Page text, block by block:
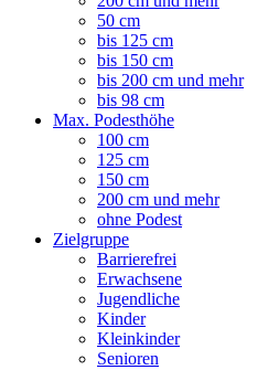
50 cm
bis 125 cm
bis 150 cm
bis 200 cm und mehr
bis 98 cm
Max. Podesthöhe
100 cm
125 cm
150 cm
200 cm und mehr
ohne Podest
Zielgruppe
Barrierefrei
Erwachsene
Jugendliche
Kinder
Kleinkinder
Senioren